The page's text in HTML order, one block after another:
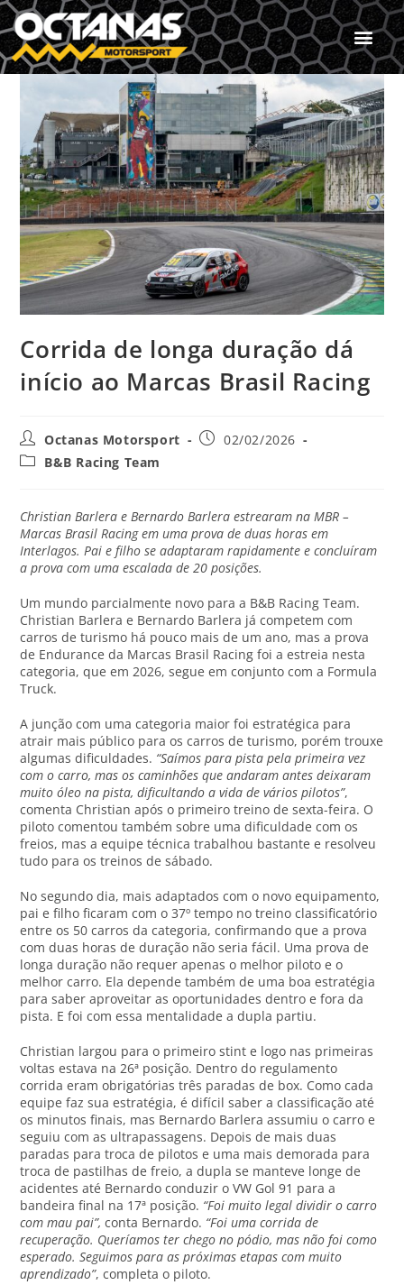
Corrida de longa duração dá
início ao Marcas Brasil Racing
Octanas Motorsport
02/02/2026
B&B Racing Team
Christian Barlera e Bernardo Barlera estrearam na MBR –
Marcas Brasil Racing em uma prova de duas horas em
Interlagos. Pai e filho se adaptaram rapidamente e concluíram
a prova com uma escalada de 20 posições.
Um mundo parcialmente novo para a B&B Racing Team.
Christian Barlera e Bernardo Barlera já competem com
carros de turismo há pouco mais de um ano, mas a prova
de Endurance da Marcas Brasil Racing foi a estreia nesta
categoria, que em 2026, segue em conjunto com a Formula
Truck.
A junção com uma categoria maior foi estratégica para
atrair mais público para os carros de turismo, porém trouxe
algumas dificuldades. “Saímos para pista pela primeira vez
com o carro, mas os caminhões que andaram antes deixaram
muito óleo na pista, dificultando a vida de vários pilotos”,
comenta Christian após o primeiro treino de sexta-feira. O
piloto comentou também sobre uma dificuldade com os
freios, mas a equipe técnica trabalhou bastante e resolveu
tudo para os treinos de sábado.
No segundo dia, mais adaptados com o novo equipamento,
pai e filho ficaram com o 37º tempo no treino classificatório
entre os 50 carros da categoria, confirmando que a prova
com duas horas de duração não seria fácil. Uma prova de
longa duração não requer apenas o melhor piloto e o
melhor carro. Ela depende também de uma boa estratégia
para saber aproveitar as oportunidades dentro e fora da
pista. E foi com essa mentalidade a dupla partiu.
Christian largou para o primeiro stint e logo nas primeiras
voltas estava na 26ª posição. Dentro do regulamento
corrida eram obrigatórias três paradas de box. Como cada
equipe faz sua estratégia, é difícil saber a classificação até
os minutos finais, mas Bernardo Barlera assumiu o carro e
seguiu com as ultrapassagens. Depois de mais duas
paradas para troca de pilotos e uma mais demorada para
troca de pastilhas de freio, a dupla se manteve longe de
acidentes até Bernardo conduzir o VW Gol 91 para a
bandeira final na 17ª posição. “Foi muito legal dividir o carro
com mau pai”, conta Bernardo. “Foi uma corrida de
recuperação. Queríamos ter chego no pódio, mas não foi como
esperado. Seguimos para as próximas etapas com muito
aprendizado”, completa o piloto.